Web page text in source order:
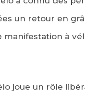
un retour en
manifestation à
joue un rôle